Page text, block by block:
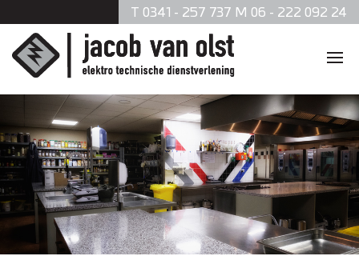
T 0341 - 257 737 M 06 - 222 092 24
Diensten
Zonnepanelen
Data en telefonie